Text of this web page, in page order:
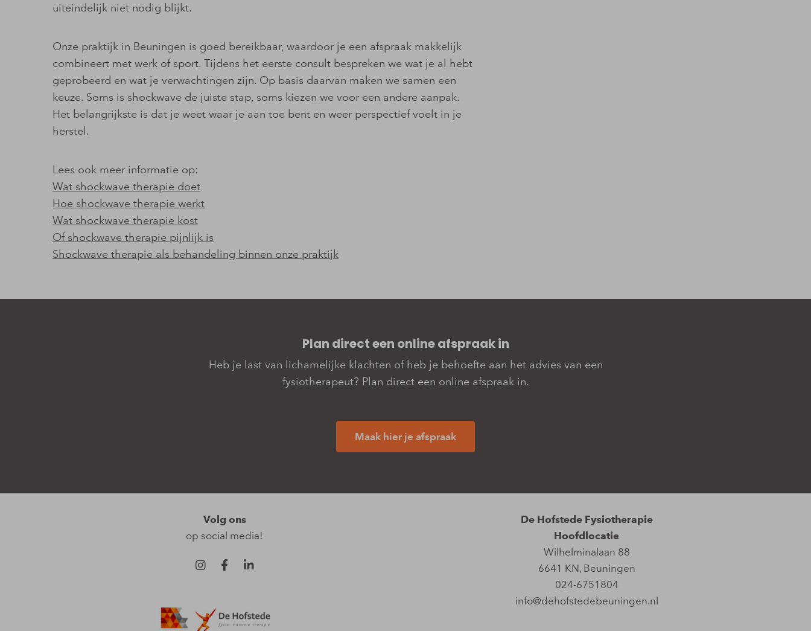
uiteindelijk niet nodig blijkt.
Onze praktijk in Beuningen is goed bereikbaar, waardoor je een afspraak makkelijk
combineert met werk of sport. Tijdens het eerste consult bespreken we wat je al hebt
geprobeerd en wat je verwachtingen zijn. Op basis daarvan maken we samen een
keuze. Soms is shockwave de juiste stap, soms kiezen we voor een andere aanpak.
Het belangrijkste is dat je weet waar je aan toe bent en weer perspectief voelt in je
herstel.
Lees ook meer informatie op:
Wat shockwave therapie doet
Hoe shockwave therapie werkt
Wat shockwave therapie kost
Of shockwave therapie pijnlijk is
Shockwave therapie als behandeling binnen onze praktijk
Plan direct een online­­ afspraak in
Heb je last van lichamelijke klachten of heb je behoefte aan het advies van een
fysiotherapeut? Plan direct een online afspraak in.
Maak hier je afspraak
Volg ons
op social media!
De Hofstede Fysiotherapie
Hoofdlocatie
Wilhelminalaan 88
6641 KN, Beuningen
024-6751804
info@dehofstedebeuningen.nl